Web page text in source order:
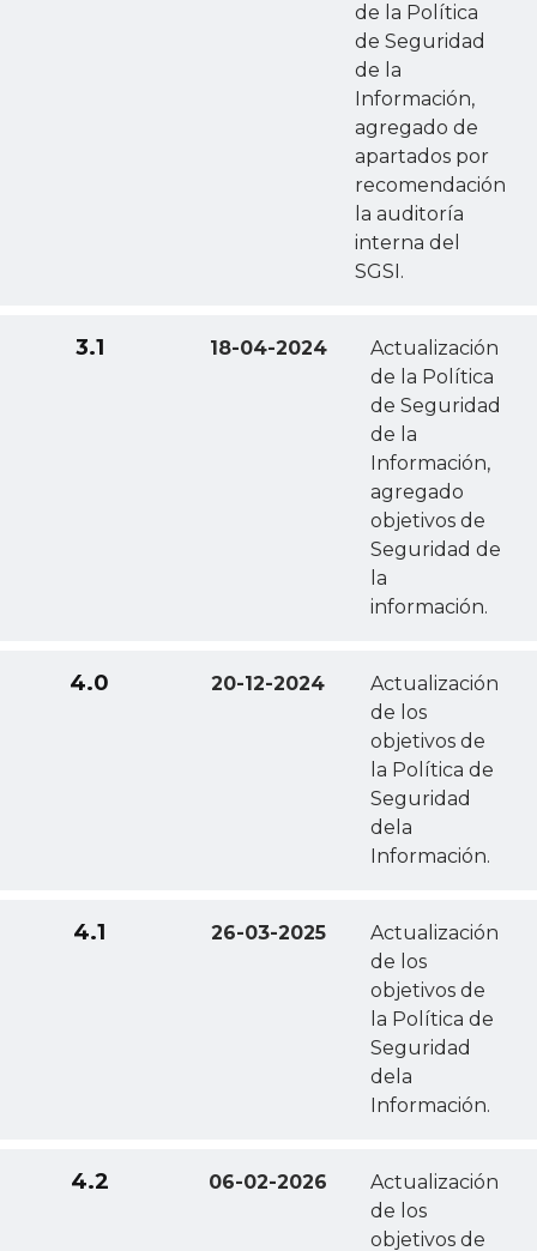
de la Política
de Seguridad
de la
Información,
agregado de
apartados por
recomendación
la auditoría
interna del
SGSI.
3.1 18-04-2024
Actualización
de la Política
de Seguridad
de la
Información,
agregado
objetivos de
Seguridad de
la
información.
4.0 20-12-2024
Actualización
de los
objetivos de
la Política de
Seguridad
dela
Información.
4.1 26-03-2025
Actualización
de los
objetivos de
la Política de
Seguridad
dela
Información.
4.2 06-02-2026
Actualización
de los
objetivos de